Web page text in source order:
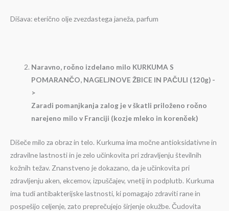
Dišava: eterično olje zvezdastega janeža, parfum
Naravno, ročno izdelano milo KURKUMA S
POMARANČO, NAGELJNOVE ŽBICE IN PAČULI (120g) -
>
Zaradi pomanjkanja zalog je v škatli priloženo ročno
narejeno milo v Franciji (kozje mleko in korenček)
Dišeče milo za obraz in telo. Kurkuma ima močne antioksidativne in
zdravilne lastnosti in je zelo učinkovita pri zdravljenju številnih
kožnih težav. Znanstveno je dokazano, da je učinkovita pri
zdravljenju aken, ekcemov, izpuščajev, vnetij in podplutb. Kurkuma
ima tudi antibakterijske lastnosti, ki pomagajo zdraviti rane in
pospešijo celjenje, zato preprečujejo širjenje okužbe. Čudovita